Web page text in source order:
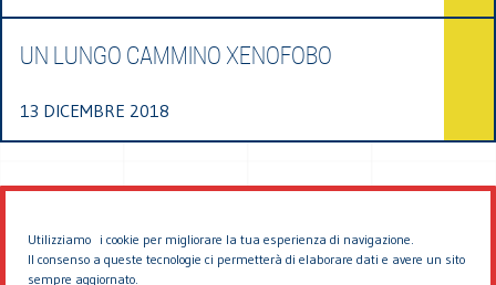
Utilizziamo i cookie per migliorare la tua esperienza di navigazione.
Il consenso a queste tecnologie ci permetterà di elaborare dati e avere un sito
sempre aggiornato.
UN LUNGO CAMMINO XENOFOBO
13 DICEMBRE 2018